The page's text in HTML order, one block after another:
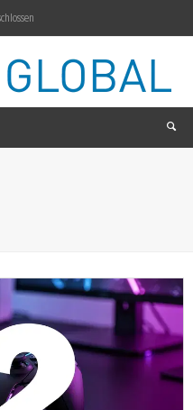
Korrektur beendet
IQM QUANTUM COMPUTERS OY-ADR Aktie: 102,1 Millionen Auftragsbestand
fällt um 18 Prozent